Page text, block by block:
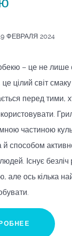
ФЕВРАЛЯ 2024
– це не лише
це цілий світ
перед тими,
частиною
способом
Існує безліч
але ось кілька